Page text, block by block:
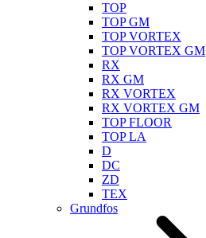
TOP
TOP GM
TOP VORTEX
TOP VORTEX GM
RX
RX GM
RX VORTEX
RX VORTEX GM
TOP FLOOR
TOP LA
D
DC
ZD
TEX
Grundfos